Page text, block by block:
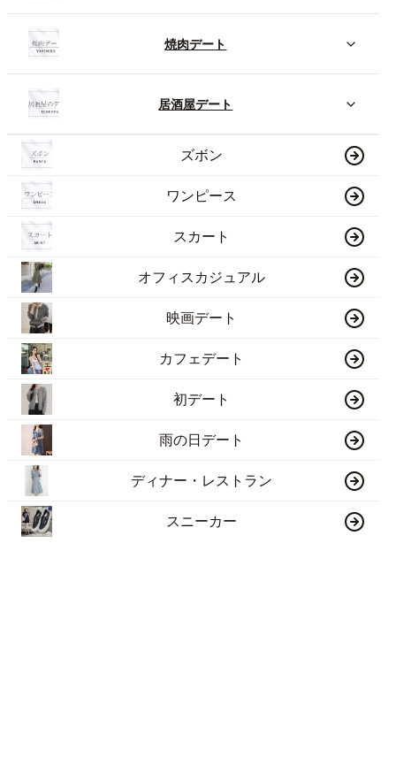
焼肉デート
居酒屋デート
ズボン
ワンピース
スカート
オフィスカジュアル
映画デート
カフェデート
初デート
雨の日デート
ディナー・レストラン
スニーカー